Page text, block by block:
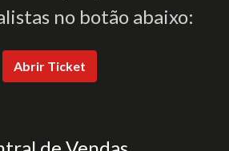
no botão abaixo:
Abrir Ticket